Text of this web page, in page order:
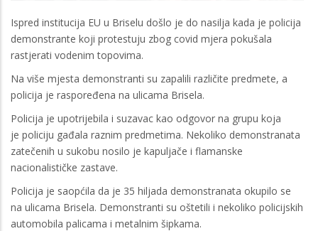
Ispred institucija EU u Briselu došlo je do nasilja kada je policija
demonstrante koji protestuju zbog covid mjera pokušala
rastjerati vodenim topovima.
Na više mjesta demonstranti su zapalili različite predmete, a
policija je raspoređena na ulicama Brisela.
Policija je upotrijebila i suzavac kao odgovor na grupu koja
je policiju gađala raznim predmetima. Nekoliko demonstranata
zatečenih u sukobu nosilo je kapuljače i flamanske
nacionalističke zastave.
Policija je saopćila da je 35 hiljada demonstranata okupilo se
na ulicama Brisela. Demonstranti su oštetili i nekoliko policijskih
automobila palicama i metalnim šipkama.